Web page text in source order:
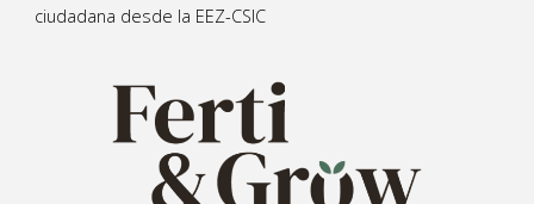
ciudadana desde la EEZ-CSIC